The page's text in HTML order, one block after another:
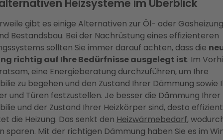
Heizsysteme im Überblick
gibt es einige Alternativen zur Öl- oder
Bestandsbau. Bei der Nachrüstung eines effizienteren
sollten Sie immer darauf achten, dass die
richtig auf Ihre Bedürfnisse ausgelegt ist. Im
eine Energieberatung durchzuführen, um Ihre
zu begehen und den Zustand Ihrer Dämmung sowie
und Türen festzustellen. Je besser die Dämmung Ihrer
und der Zustand Ihrer Heizkörper sind, desto
die Heizung. Das senkt den Heizwärmebedarf,
sparen. Mit der richtigen Dämmung haben Sie es im